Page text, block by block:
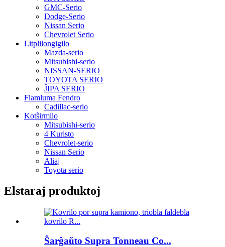
GMC-Serio
Dodge-Serio
Nissan Serio
Chevrolet Serio
Litplilongigilo
Mazda-serio
Mitsubishi-serio
NISSAN-SERIO
TOYOTA SERIO
ĴIPA SERIO
Flamluma Fendro
Cadillac-serio
Kotŝirmilo
Mitsubishi-serio
4 Kuristo
Chevrolet-serio
Nissan Serio
Aliaj
Toyota serio
Elstaraj produktoj
Ŝarĝaŭto Supra Tonneau Co...